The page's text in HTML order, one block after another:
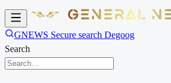
GNEWS Secure search Degoog
Search